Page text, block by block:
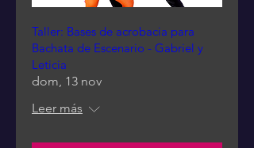
Taller: Bases de acrobacia para
Bachata de Escenario - Gabriel y
Leticia
dom, 13 nov
Leer más